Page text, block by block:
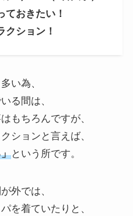
ておきたい！
クション！
い為、
る間は、
もちろんですが、
ションと言えば、
という所です。
外では、
を着ていたりと、